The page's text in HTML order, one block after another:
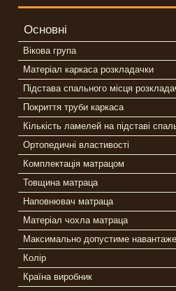
Основні
Вікова група
Матеріал каркаса розкладачки
Підстава спального місця
Покриття труби каркаса
Кількість ламелей на підставі
Ортопедичні властивості
Комплектація матрацом
Товщина матраца
Наповнювач матраца
Матеріал чохла матраца
Максимально допустиме
Колір
Країна виробник